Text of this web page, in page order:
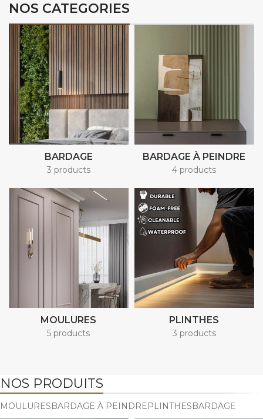
NOS CATEGORIES
BARDAGE
3 products
BARDAGE À PEINDRE
4 products
MOULURES
5 products
PLINTHES
3 products
NOS PRODUITS
MOULURESBARDAGE À PEINDREPLINTHESBARDAGE